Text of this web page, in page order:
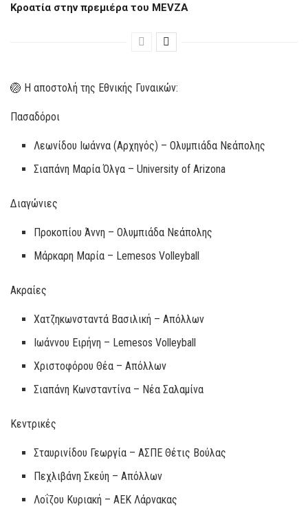
Κροατία στην πρεμιέρα του MEVZA
🏐 Η αποστολή της Εθνικής Γυναικών:
Πασαδόροι
Λεωνίδου Ιωάννα (Αρχηγός) – Ολυμπιάδα Νεάπολης
Σιαπάνη Μαρία Όλγα – University of Arizona
Διαγώνιες
Προκοπίου Άννη – Ολυμπιάδα Νεάπολης
Μάρκαρη Μαρία – Lemesos Volleyball
Ακραίες
Χατζηκωνσταντά Βασιλική – Απόλλων
Ιωάννου Ειρήνη – Lemesos Volleyball
Χριστοφόρου Θέα – Απόλλων
Σιαπάνη Κωνσταντίνα – Νέα Σαλαμίνα
Κεντρικές
Σταυρινίδου Γεωργία – ΑΣΠΕ Θέτις Βούλας
Πεχλιβάνη Σκεύη – Απόλλων
Λοΐζου Κυριακή – ΑΕΚ Λάρνακας